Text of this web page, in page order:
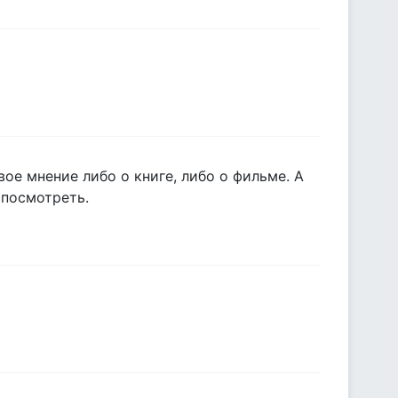
мнение либо о книге, либо о фильме. А